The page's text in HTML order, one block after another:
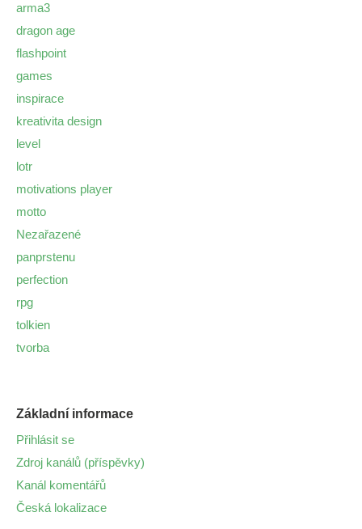
arma3
dragon age
flashpoint
games
inspirace
kreativita design
level
lotr
motivations player
motto
Nezařazené
panprstenu
perfection
rpg
tolkien
tvorba
Základní informace
Přihlásit se
Zdroj kanálů (příspěvky)
Kanál komentářů
Česká lokalizace